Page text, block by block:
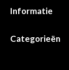
Informatie
Categorieën